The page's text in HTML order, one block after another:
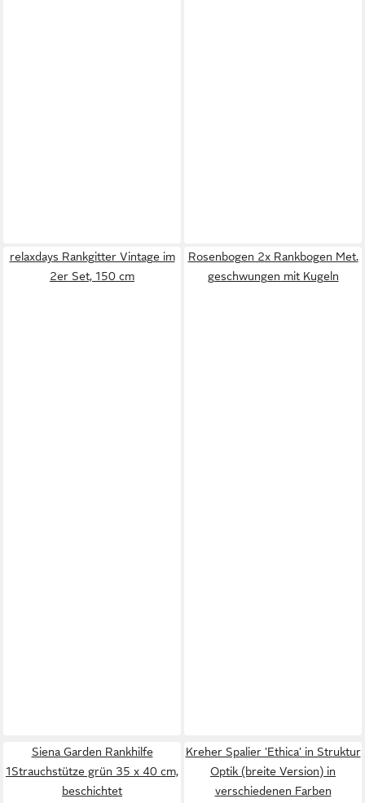
relaxdays Rankgitter Vintage im
2er Set, 150 cm
Rosenbogen 2x Rankbogen Met.
geschwungen mit Kugeln
Siena Garden Rankhilfe
1Strauchstütze grün 35 x 40 cm,
beschichtet
Kreher Spalier 'Ethica' in Struktur
Optik (breite Version) in
verschiedenen Farben